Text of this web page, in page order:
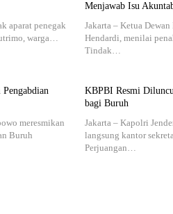
aparat penegak
warga…
Menjawab Isu
Jakarta – Ketua
Hendardi, menilai
Tindak…
meresmikan
Buruh
KBPBI Resmi
bagi Buruh
Jakarta – Kapolri
langsung kantor
Perjuangan…